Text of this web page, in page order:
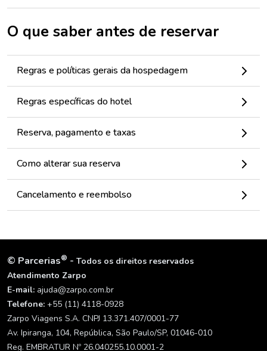
O que saber antes de reservar
Regras e políticas gerais da hospedagem
Regras específicas do hotel
Reserva, pagamento e taxas
Como alterar sua reserva
Cancelamento e reembolso
© Parcerias® - Todos os direitos reservados
Atendimento Zarpo
E-mail: ajuda@zarpo.com.br
Telefone: +55 (11) 4118-0928
Zarpo Viagens S.A. CNPJ 13.371.407/0001-77
Av. Ipiranga, 104, República, São Paulo/SP, 01046-010
Reg. EMBRATUR Nº 26.040255.10.0001-2